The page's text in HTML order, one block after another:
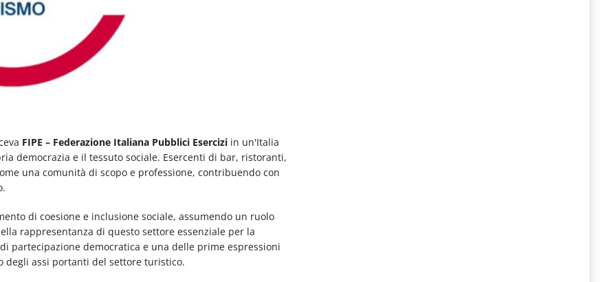
FIPE – Federazione Italiana Pubblici Esercizi in un'Italia
democrazia e il tessuto sociale. Esercenti di bar, ristoranti,
una comunità di scopo e professione, contribuendo con
di coesione e inclusione sociale, assumendo un ruolo
rappresentanza di questo settore essenziale per la
partecipazione democratica e una delle prime espressioni
degli assi portanti del settore turistico.